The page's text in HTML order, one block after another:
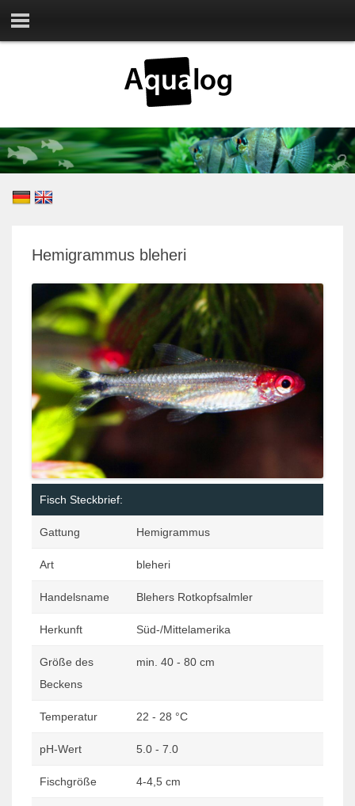
Hemigrammus bleheri
Fisch Steckbrief:
Gattung Hemigrammus
Art bleheri
Handelsname Blehers Rotkopfsalmler
Herkunft Süd-/Mittelamerika
Größe des
Beckens
min. 40 - 80 cm
Temperatur 22 - 28 °C
pH-Wert 5.0 - 7.0
Fischgröße 4-4,5 cm